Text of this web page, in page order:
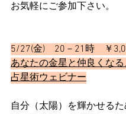
お気軽にご参加下さい。
5/27(金)　20－21時　￥
あなたの金星と仲良くな
占星術ウェビナー
自分（太陽）を輝かせる